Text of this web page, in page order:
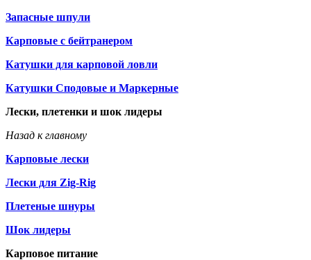
Запасные шпули
Карповые с бейтранером
Катушки для карповой ловли
Катушки Сподовые и Маркерные
Лески, плетенки и шок лидеры
Назад к главному
Карповые лески
Лески для Zig-Rig
Плетеные шнуры
Шок лидеры
Карповое питание